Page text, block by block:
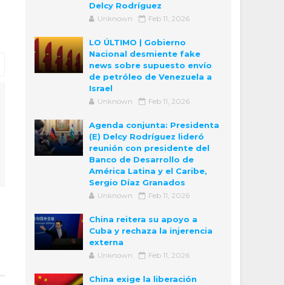
Delcy Rodríguez
Unknown Feb 11, 2026
LO ÚLTIMO | Gobierno
Nacional desmiente fake
news sobre supuesto envío
de petróleo de Venezuela a
Israel
Unknown Feb 11, 2026
Agenda conjunta: Presidenta
(E) Delcy Rodríguez lideró
reunión con presidente del
Banco de Desarrollo de
América Latina y el Caribe,
Sergio Díaz Granados
Unknown Feb 11, 2026
China reitera su apoyo a
Cuba y rechaza la injerencia
externa
Unknown Feb 11, 2026
China exige la liberación